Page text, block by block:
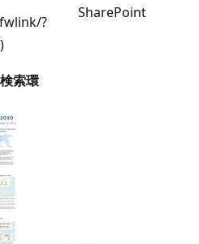
?
SharePoint
索環